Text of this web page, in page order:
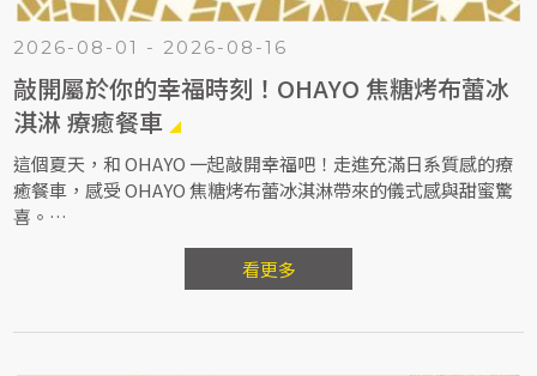
2026-08-01 - 2026-08-16
敲開屬於你的幸福時刻！OHAYO 焦糖烤布蕾冰
淇淋 療癒餐車
這個夏天，和 OHAYO 一起敲開幸福吧！走進充滿日系質感的療
癒餐車，感受 OHAYO 焦糖烤布蕾冰淇淋帶來的儀式感與甜蜜驚
喜。
現場除了能拍照打卡，還有機會獲得 OHAYO 專屬敲開金湯匙、
焦糖烤布蕾冰淇淋及限定磁吸發光冰箱貼等好禮。
敲開焦糖脆殼，收藏屬於今夏的幸福時刻！
看更多